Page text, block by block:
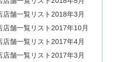
店舗一覧リスト2018年3月
店舗一覧リスト2017年10月
店舗一覧リスト2017年4月
店舗一覧リスト2017年3月